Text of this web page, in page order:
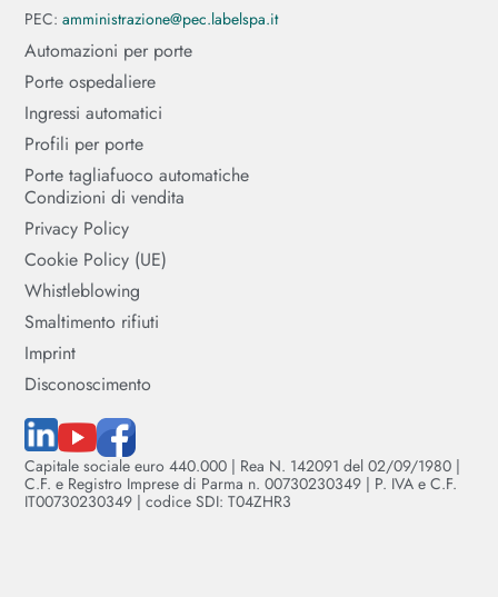
PEC:amministrazione@pec.labelspa.it
Automazioni per porte
Porte ospedaliere
Ingressi automatici
Profili per porte
Porte tagliafuoco automatiche
Condizioni di vendita
Privacy Policy
Cookie Policy (UE)
Whistleblowing
Smaltimento rifiuti
Imprint
Disconoscimento
Capitale sociale euro 440.000 | Rea N. 142091 del 02/09/1980 |
C.F. e Registro Imprese di Parma n. 00730230349 | P. IVA e C.F.
IT00730230349 | codice SDI: T04ZHR3